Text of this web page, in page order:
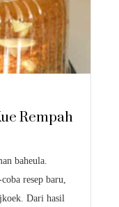
Rempah
baheula.
resep baru,
Dari hasil